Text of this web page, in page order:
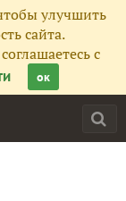
улучшить
сайта.
с
ок